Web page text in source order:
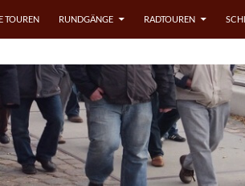
TOUREN RUNDGÄNGE RADTOUREN